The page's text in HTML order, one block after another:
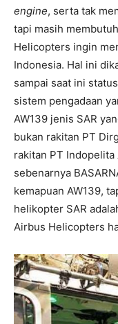
engine, serta tak
tapi masih
Helicopters ingin
Indonesia. Hal ini
sampai saat ini
sistem pengadaan
AW139 jenis SAR
bukan rakitan PT
rakitan PT
sebenarnya
kemapuan AW139,
helikopter SAR
Airbus Helicopters